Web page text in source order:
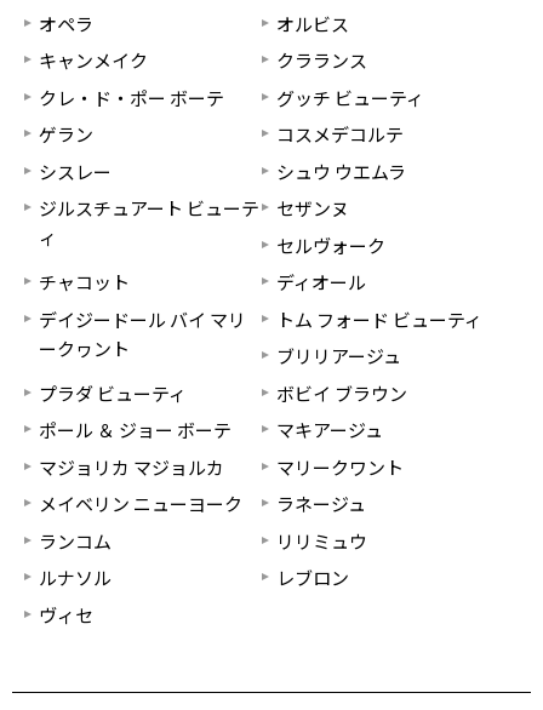
オペラ
オルビス
キャンメイク
クラランス
クレ・ド・ポー ボーテ
グッチ ビューティ
ゲラン
コスメデコルテ
シスレー
シュウ ウエムラ
ジルスチュアート ビューテ
ィ
セザンヌ
セルヴォーク
チャコット
ディオール
デイジードール バイ マリ
ークヮント
トム フォード ビューティ
ブリリアージュ
プラダ ビューティ
ボビイ ブラウン
ポール ＆ ジョー ボーテ
マキアージュ
マジョリカ マジョルカ
マリークワント
メイベリン ニューヨーク
ラネージュ
ランコム
リリミュウ
ルナソル
レブロン
ヴィセ